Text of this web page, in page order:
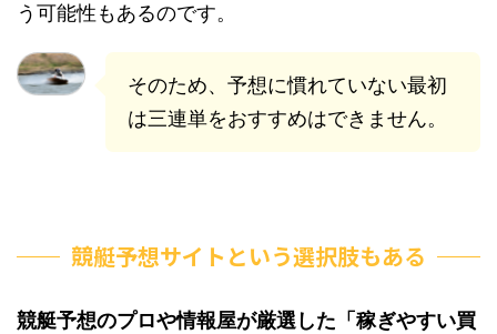
う可能性もあるのです。
そのため、予想に慣れていない最初
は三連単をおすすめはできません。
競艇予想サイトという選択肢もある
競艇予想のプロや情報屋が厳選した「稼ぎやすい買